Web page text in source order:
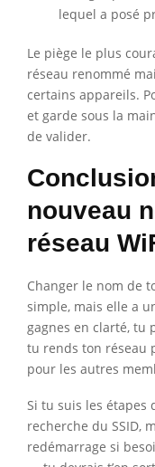
lequel a posé
Le piège le plus
réseau renommé
certains appareils.
et garde sous la
de valider.
nouveau
réseau
Changer le nom de
simple, mais elle a
gagnes en clarté, tu
tu rends ton réseau
pour les autres
Si tu suis les étapes
recherche du SSID,
redémarrage si